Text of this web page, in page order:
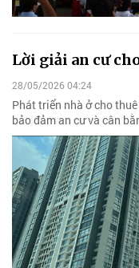
Lời giải an cư
28/05/2026 04:24
Phát triển nhà ở cho
bảo đảm an cư và cân